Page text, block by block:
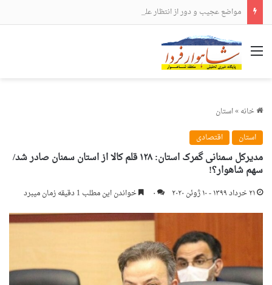
مواضع عجیب و دور از انتظار علی لاریجانی
منو
خانه»استان
استان
اقتصادی
مدیرکل سمنانی گمرک استان: ۱۲۸ قلم کالا از استان سمنان صادر شد/
سهم شاهوار؟!
۲۱ خرداد ۱۳۹۹ - ۱۰ ژوئن ۲۰۲۰ ۰ خواندن این مطلب 1 دقیقه زمان میبرد